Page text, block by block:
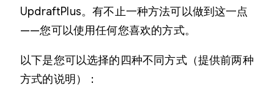
UpdraftPlus。有不止一种方法可以做到这一点
——您可以使用任何您喜欢的方式。
以下是您可以选择的四种不同方式（提供前两种
方式的说明）：